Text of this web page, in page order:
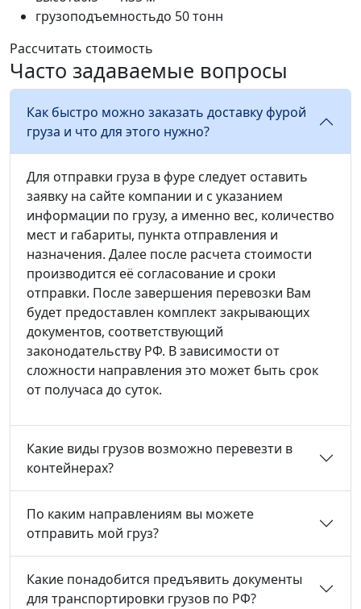
грузоподъемностьдо 50 тонн
Рассчитать стоимость
Часто задаваемые вопросы
Как быстро можно заказать доставку фурой
груза и что для этого нужно?
Для отправки груза в фуре следует оставить
заявку на сайте компании и с указанием
информации по грузу, а именно вес, количество
мест и габариты, пункта отправления и
назначения. Далее после расчета стоимости
производится её согласование и сроки
отправки. После завершения перевозки Вам
будет предоставлен комплект закрывающих
документов, соответствующий
законодательству РФ. В зависимости от
сложности направления это может быть срок
от получаса до суток.
Какие виды грузов возможно перевезти в
контейнерах?
По каким направлениям вы можете
отправить мой груз?
Какие понадобится предъявить документы
для транспортировки грузов по РФ?